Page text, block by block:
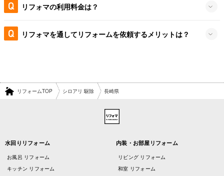
リフォマの利用料金は？
リフォマを通してリフォームを依頼するメリットは？
リフォームTOP シロアリ 駆除 長崎県
水回りリフォーム
お風呂 リフォーム
キッチン リフォーム
内装・お部屋リフォーム
リビング リフォーム
和室 リフォーム